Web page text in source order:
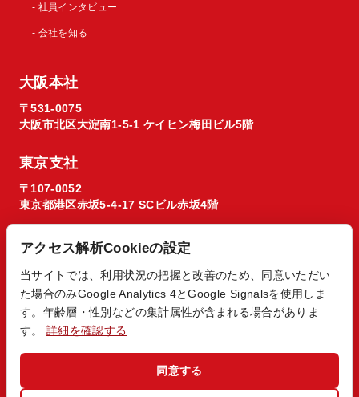
- 社員インタビュー
- 会社を知る
大阪本社
〒531-0075
大阪市北区大淀南1-5-1 ケイヒン梅田ビル5階
東京支社
〒107-0052
東京都港区赤坂5-4-17 SCビル赤坂4階
© 2026 Regista X1 co. ltd.
アクセス解析Cookieの設定
当サイトでは、利用状況の把握と改善のため、同意いただい
た場合のみGoogle Analytics 4とGoogle Signalsを使用しま
す。年齢層・性別などの集計属性が含まれる場合がありま
す。詳細を確認する
同意する